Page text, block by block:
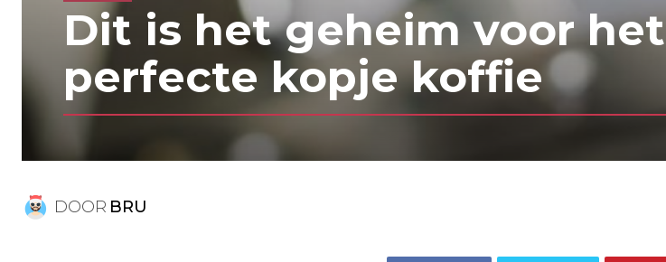
Dit is het geheim voor het
perfecte kopje koffie
DOOR BRU